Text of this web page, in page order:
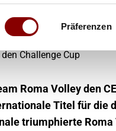
Präferenzen
Roma den
Roma Volley den
Titel für die
triumphierte